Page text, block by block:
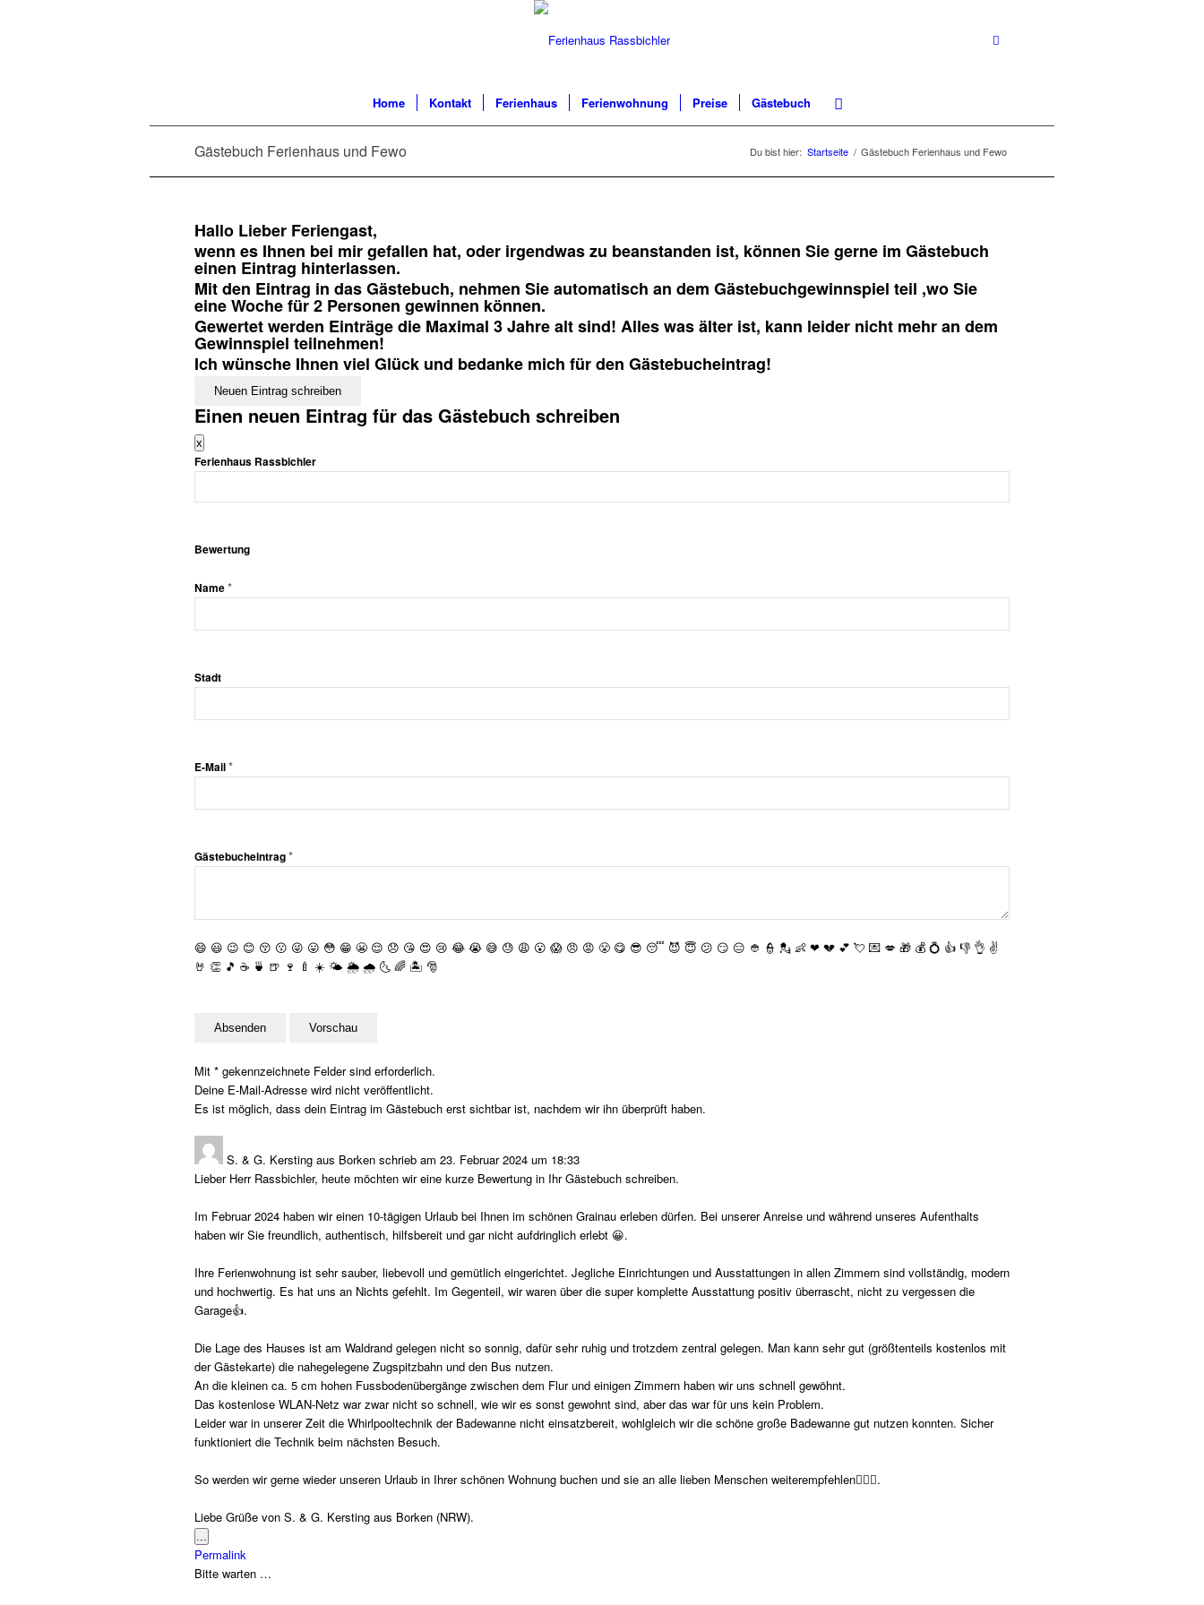
Home Kontakt Ferienhaus Ferienwohnung Preise Gästebuch
Gästebuch Ferienhaus und Fewo Du bist hier: Startseite / Gästebuch Ferienhaus und Fewo
Hallo Lieber Feriengast,
wenn es Ihnen bei mir gefallen hat, oder irgendwas zu beanstanden ist, können Sie gerne im Gästebuch
einen Eintrag hinterlassen.
Mit den Eintrag in das Gästebuch, nehmen Sie automatisch an dem Gästebuchgewinnspiel teil ,wo Sie
eine Woche für 2 Personen gewinnen können.
Gewertet werden Einträge die Maximal 3 Jahre alt sind! Alles was älter ist, kann leider nicht mehr an dem
Gewinnspiel teilnehmen!
Ich wünsche Ihnen viel Glück und bedanke mich für den Gästebucheintrag!
Einen neuen Eintrag für das Gästebuch schreiben
x
Formular
ausblenden
Ferienhaus Rassbichler
Bewertung
Name*
Stadt
E-Mail*
Gästebucheintrag*
😄 😃 😉 😊 😚 😗 😜 😛 😳 😁 😬 😌 😞 😘 😍 😢 😂 😭 😅 😓 😩 😮 😱 😠 😡 😤 😋 😎 😴 😈 😇 😕 😏 😑 👲 👮 💂 👶 ❤ 💔 💕 💘 💌 💋 🎁 💰 💍 👍 👎 👌 ✌️
🤘 👏 🎵 ☕️ 🍵 🍺 🍷 🍼 ☀️ 🌤 🌦 🌧 🌜 🌈 🏝 🎅
Mit * gekennzeichnete Felder sind erforderlich.
Deine E-Mail-Adresse wird nicht veröffentlicht.
Es ist möglich, dass dein Eintrag im Gästebuch erst sichtbar ist, nachdem wir ihn überprüft haben.
S. & G. Kersting aus Borken schrieb am 23. Februar 2024 um 18:33
Lieber Herr Rassbichler, heute möchten wir eine kurze Bewertung in Ihr Gästebuch schreiben.
Im Februar 2024 haben wir einen 10-tägigen Urlaub bei Ihnen im schönen Grainau erleben dürfen. Bei unserer Anreise und während unseres Aufenthalts
haben wir Sie freundlich, authentisch, hilfsbereit und gar nicht aufdringlich erlebt 😀.
Ihre Ferienwohnung ist sehr sauber, liebevoll und gemütlich eingerichtet. Jegliche Einrichtungen und Ausstattungen in allen Zimmern sind vollständig, modern
und hochwertig. Es hat uns an Nichts gefehlt. Im Gegenteil, wir waren über die super komplette Ausstattung positiv überrascht, nicht zu vergessen die
Garage👍.
Die Lage des Hauses ist am Waldrand gelegen nicht so sonnig, dafür sehr ruhig und trotzdem zentral gelegen. Man kann sehr gut (größtenteils kostenlos mit
der Gästekarte) die nahegelegene Zugspitzbahn und den Bus nutzen.
An die kleinen ca. 5 cm hohen Fussbodenübergänge zwischen dem Flur und einigen Zimmern haben wir uns schnell gewöhnt.
Das kostenlose WLAN-Netz war zwar nicht so schnell, wie wir es sonst gewohnt sind, aber das war für uns kein Problem.
Leider war in unserer Zeit die Whirlpooltechnik der Badewanne nicht einsatzbereit, wohlgleich wir die schöne große Badewanne gut nutzen konnten. Sicher
funktioniert die Technik beim nächsten Besuch.
So werden wir gerne wieder unseren Urlaub in Ihrer schönen Wohnung buchen und sie an alle lieben Menschen weiterempfehlen👩‍❤️‍👨.
Liebe Grüße von S. & G. Kersting aus Borken (NRW).
...
Metabox
ein-/ausblenden.
Permalink
Bitte warten …